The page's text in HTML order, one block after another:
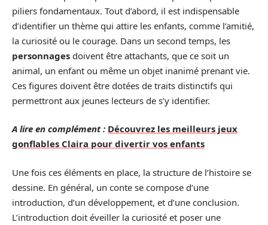
piliers fondamentaux. Tout d’abord, il est indispensable
d’identifier un thème qui attire les enfants, comme l’amitié,
la curiosité ou le courage. Dans un second temps, les
personnages doivent être attachants, que ce soit un
animal, un enfant ou même un objet inanimé prenant vie.
Ces figures doivent être dotées de traits distinctifs qui
permettront aux jeunes lecteurs de s’y identifier.
A lire en complément : Découvrez les meilleurs jeux
gonflables Claira pour divertir vos enfants
Une fois ces éléments en place, la structure de l’histoire se
dessine. En général, un conte se compose d’une
introduction, d’un développement, et d’une conclusion.
L’introduction doit éveiller la curiosité et poser une